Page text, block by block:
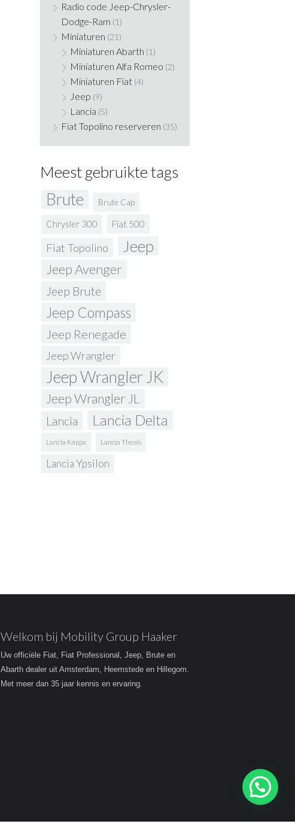
Radio code Jeep-Chrysler-
Dodge-Ram (1)
Miniaturen (21)
Miniaturen Abarth (1)
Miniaturen Alfa Romeo (2)
Miniaturen Fiat (4)
Jeep (9)
Lancia (5)
Fiat Topolino reserveren (35)
Meest gebruikte tags
Brute Brute Cap
Chrysler 300 Fiat 500
Fiat Topolino Jeep
Jeep Avenger
Jeep Brute
Jeep Compass
Jeep Renegade
Jeep Wrangler
Jeep Wrangler JK
Jeep Wrangler JL
Lancia Lancia Delta
Lancia Kappa Lancia Thesis
Lancia Ypsilon
Welkom bij Mobility Group Haaker
Uw officiële Fiat, Fiat Professional, Jeep, Brute en
Abarth dealer uit Amsterdam, Heemstede en Hillegom.
Met meer dan 35 jaar kennis en ervaring.